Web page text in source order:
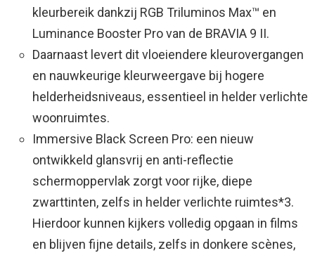
kleurbereik dankzij RGB Triluminos Max™ en
Luminance Booster Pro van de BRAVIA 9 II.
Daarnaast levert dit vloeiendere kleurovergangen
en nauwkeurige kleurweergave bij hogere
helderheidsniveaus, essentieel in helder verlichte
woonruimtes. ​
Immersive Black Screen Pro: een nieuw
ontwikkeld glansvrij en anti-reflectie
schermoppervlak zorgt voor rijke, diepe
zwarttinten, zelfs in helder verlichte ruimtes*3.
Hierdoor kunnen kijkers volledig opgaan in films
en blijven fijne details, zelfs in donkere scènes,